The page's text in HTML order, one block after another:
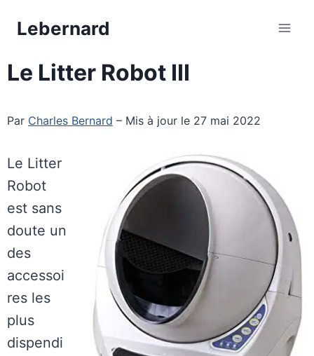
Lebernard
Le Litter Robot III
Par Charles Bernard – Mis à jour le 27 mai 2022
Le Litter
Robot
est sans
doute un
des
accessoi
res les
plus
dispendi